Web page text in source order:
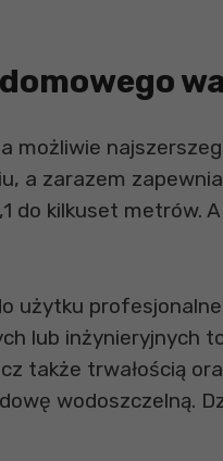
możliwie
a zarazem
do kilkuset metrów.
użytku
lub inżynieryjnych
także trwałością
wodoszczelną.